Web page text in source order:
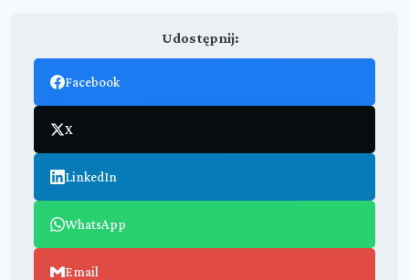
Udostępnij:
Facebook
X
LinkedIn
WhatsApp
Email